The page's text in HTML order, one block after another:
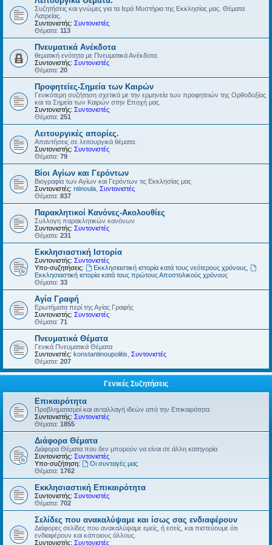
Συζητήσεις και γνώμες για τα Ιερά Μυστήρια της Εκκλησίας μας. Θέματα
Λατρείας.
Συντονιστής: Συντονιστές
Θέματα: 113
Πνευματικά Ανέκδοτα
θεματική ενότητα με Πνευματικά Ανέκδοτα.
Συντονιστής: Συντονιστές
Θέματα: 20
Προφητείες-Σημεία των Καιρών
Γενικότερη συζήτηση σχετικά με την ερμηνεία των προφητειών της Ορθοδοξίας
και τα Σημεία των Καιρών στην Εποχή μας.
Συντονιστής: Συντονιστές
Θέματα: 251
Λειτουργικές απορίες.
Απαντήσεις σε λειτουργικά θέματα.
Συντονιστής: Συντονιστές
Θέματα: 79
Βίοι Αγίων και Γερόντων
Βιογραφία των Αγίων και Γερόντων τις Εκκλησίας μας
Συντονιστές: ntinoula Συντονιστές
Θέματα: 837
Παρακλητικοί Κανόνες-Ακολουθίες
Συλλογη παρακλητικών κανόνων
Συντονιστής: Συντονιστές
Θέματα: 231
Εκκλησιαστική Ιστορία
Συντονιστής: Συντονιστές
Υπο-συζητήσεις:
Εκκλησιαστική ιστορία κατά τους νεότερους χρόνους,
Εκκλησιαστική ιστορία κατά τους πρώτους Αποστολικούς χρόνους
Θέματα: 33
Αγία Γραφή
Ερωτήματα περί της Αγίας Γραφής
Συντονιστής: Συντονιστές
Θέματα: 71
Πνευματικά Θέματα
Γενικά Πνευματικά Θέματα
Συντονιστές: konstantinoupolitis Συντονιστές
Θέματα: 207
Γενικές Συζητήσεις
Επικαιρότητα
Προβληματισμοί και ανταλλαγή ιδεών από την Επικαιρότητα.
Συντονιστής: Συντονιστές
Θέματα: 1855
Διάφορα Θέματα
Διάφορα Θέματα που δεν μπορούν να είναι σε άλλη κατηγορία
Συντονιστής: Συντονιστές
Υπο-συζήτηση:
Οι συνταγές μας
Θέματα: 1762
Εκκλησιαστική Επικαιρότητα
Συντονιστής: Συντονιστές
Θέματα: 702
Σελίδες που ανακαλύψαμε και ίσως σας ενδιαφέρουν
Διάφορες σελίδες που ανακαλύψαμε εμείς, ή εσείς, και πιστεύουμε ότι
ενδιαφέρουν και κάποιους άλλους.
Συντονιστής: Συντονιστές